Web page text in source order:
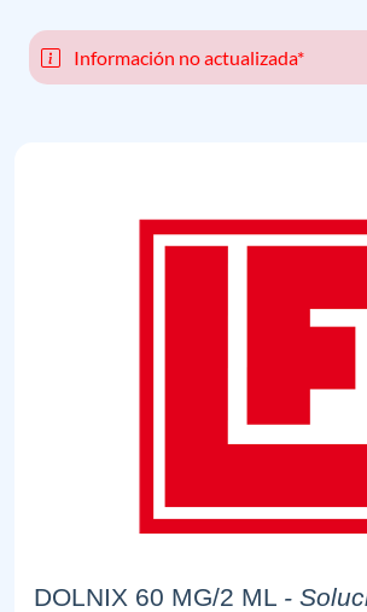
Información no actualizada*
DOLNIX 60 MG/2 ML -